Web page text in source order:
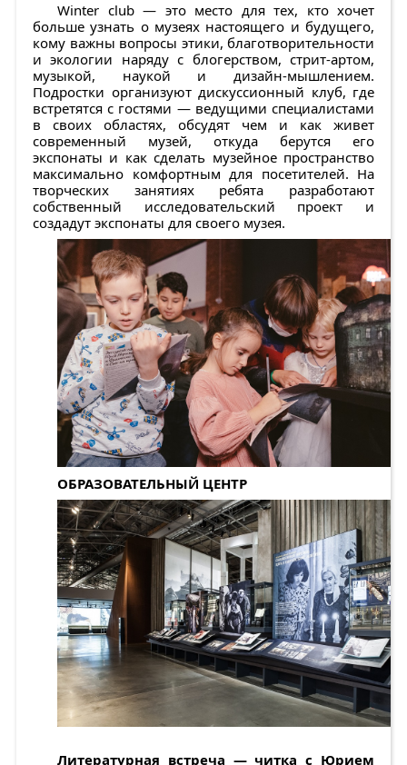
Winter club — это место для тех, кто хочет
больше узнать о музеях настоящего и будущего,
кому важны вопросы этики, благотворительности
и экологии наряду с блогерством, стрит-артом,
музыкой, наукой и дизайн-мышлением.
Подростки организуют дискуссионный клуб, где
встретятся с гостями — ведущими специалистами
в своих областях, обсудят чем и как живет
современный музей, откуда берутся его
экспонаты и как сделать музейное пространство
максимально комфортным для посетителей. На
творческих занятиях ребята разработают
собственный исследовательский проект и
создадут экспонаты для своего музея.
ОБРАЗОВАТЕЛЬНЫЙ ЦЕНТР
Литературная встреча — читка с Юрием